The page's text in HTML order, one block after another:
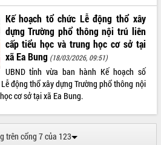
Kế hoạch tổ chức Lễ động thổ xây
dựng Trường phổ thông nội trú liên
cấp tiểu học và trung học cơ sở tại
xã Ea Bung (18/03/2026, 09:51)
UBND tỉnh vừa ban hành Kế hoạch số
động thổ xây dựng Trường phổ thông nội
cơ sở tại xã Ea Bung.
trên cổng 7 của 123